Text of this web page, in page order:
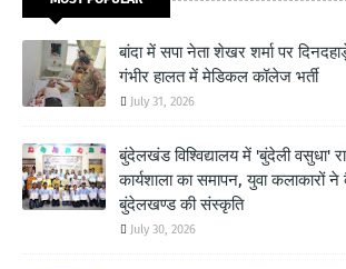
बांदा में सपा नेता शेखर शर्मा पर
गंभीर हालत में मेडिकल कॉलेज भर्ती
July 31, 2026
बुंदेलखंड विश्विद्यालय में 'बुंदेली वसुधा'
कार्यशाला का समापन, युवा कलाकारों
बुंदेलखण्ड की संस्कृति
July 30, 2026